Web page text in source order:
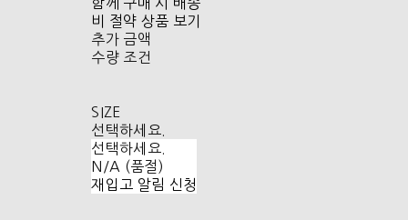
함께 구매 시 배송
비 절약 상품 보기
추가 금액
수량 조건
SIZE
선택하세요.
선택하세요.
N/A (품절)
재입고 알림 신청